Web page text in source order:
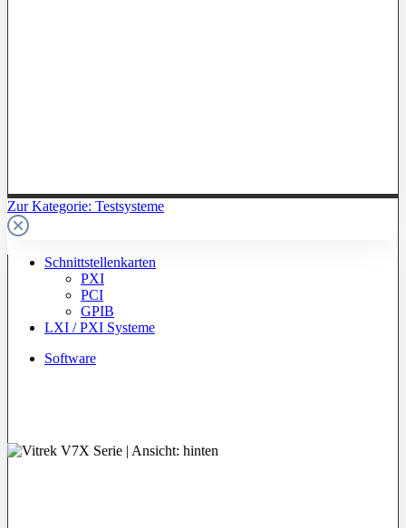
Zur Kategorie: Testsysteme
Schnittstellenkarten
PXI
PCI
GPIB
LXI / PXI Systeme
Software